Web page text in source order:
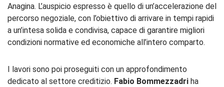
Anagina. L’auspicio espresso è quello di un’accelerazione del
percorso negoziale, con l’obiettivo di arrivare in tempi rapidi
a un’intesa solida e condivisa, capace di garantire migliori
condizioni normative ed economiche all’intero comparto.
I lavori sono poi proseguiti con un approfondimento
dedicato al settore creditizio. Fabio Bommezzadri ha